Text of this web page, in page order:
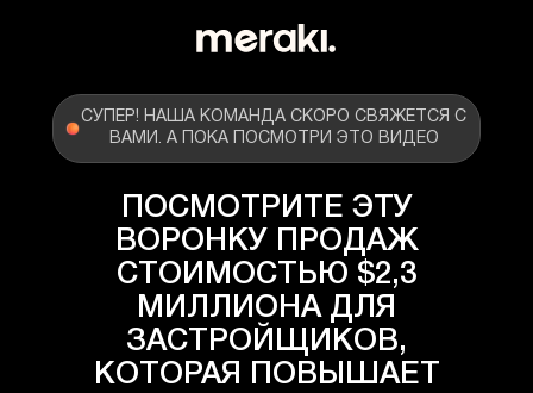
ПОСМОТРИТЕ ЭТУ
ВОРОНКУ ПРОДАЖ
СТОИМОСТЬЮ $2,3
МИЛЛИОНА ДЛЯ
ЗАСТРОЙЩИКОВ,
КОТОРАЯ ПОВЫШАЕТ
СУПЕР! НАША КОМАНДА СКОРО СВЯЖЕТСЯ С
ВАМИ. А ПОКА ПОСМОТРИ ЭТО ВИДЕО